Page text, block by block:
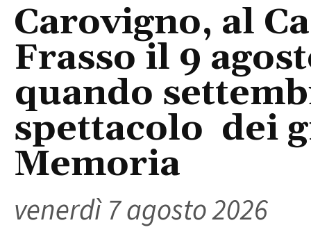
Carovigno, al
Frasso il 9
quando
spettacolo dei
Memoria
venerdì 7 agosto 2026